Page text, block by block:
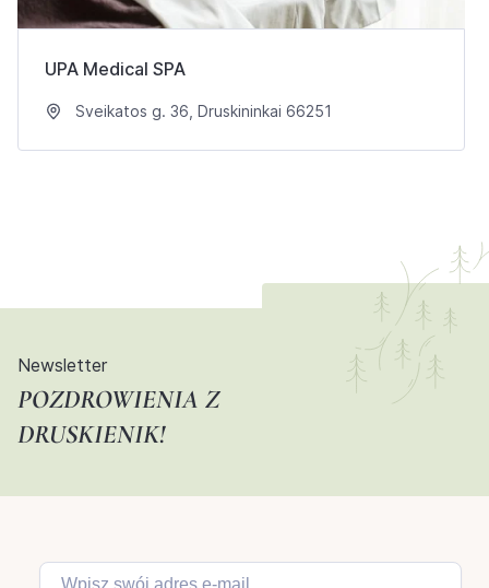
UPA Medical SPA
Sveikatos g. 36, Druskininkai 66251
Newsletter
POZDROWIENIA Z
DRUSKIENIK!